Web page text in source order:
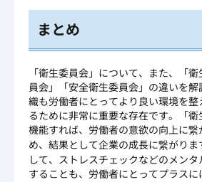
まとめ
「衛生委員会」について、また、「
員会」「安全衛生委員会」の違いを
織も労働者にとってより良い環境を
るために非常に重要な存在です。「
機能すれば、労働者の意欲の向上に
め、結果として企業の成長に繋がり
して、ストレスチェックなどのメン
することも、労働者にとってプラス